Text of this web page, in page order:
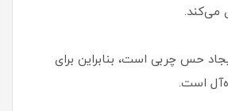
می‌کند.
حس چربی است، بنابراین برای
است.